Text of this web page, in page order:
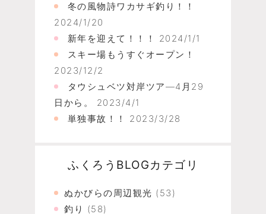
冬の風物詩ワカサギ釣り！！
2024/1/20
新年を迎えて！！！
2024/1/1
スキー場もうすぐオープン！
2023/12/2
タウシュベツ対岸ツア―4月29
日から。
2023/4/1
単独事故！！
2023/3/28
ふくろうBLOGカテゴリ
ぬかびらの周辺観光 (53)
釣り (58)